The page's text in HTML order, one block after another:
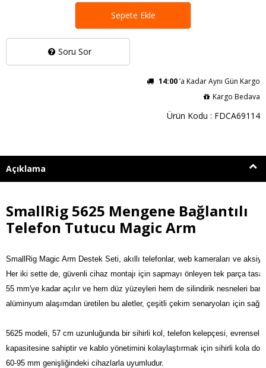
Soru Sor
14:00’a Kadar Aynı Gün Kargo
Kargo Bedava
Ürün Kodu : FDCA69114
Sepete Ekle
Açıklama
SmallRig 5625 Mengene Bağlantılı
Telefon Tutucu Magic Arm
SmallRig Magic Arm Destek Seti, akıllı telefonlar, web kameraları ve
Her iki sette de, güvenli cihaz montajı için sapmayı önleyen tek parça
55 mm'ye kadar açılır ve hem düz yüzeyleri hem de silindirik nesneleri
alüminyum alaşımdan üretilen bu aletler, çeşitli çekim senaryoları için
5625 modeli, 57 cm uzunluğunda bir sihirli kol, telefon kelepçesi,
kapasitesine sahiptir ve kablo yönetimini kolaylaştırmak için sihirli kola
60-95 mm genişliğindeki cihazlarla uyumludur.